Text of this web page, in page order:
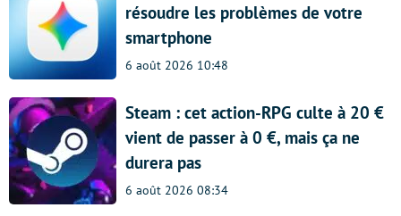
résoudre les problèmes de votre
smartphone
6 août 2026 10:48
Steam : cet action-RPG culte à 20 €
vient de passer à 0 €, mais ça ne
durera pas
6 août 2026 08:34